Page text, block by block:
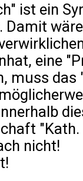
ist ein
Damit
eine
muss das
nicht!